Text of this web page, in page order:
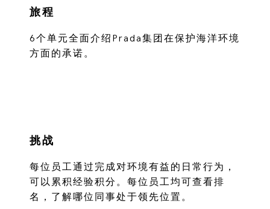
旅程
6个单元全面介绍Prada集团在保护海洋环境
方面的承诺。
挑战
每位员工通过完成对环境有益的日常行为，
可以累积经验积分。每位员工均可查看排
名，了解哪位同事处于领先位置。